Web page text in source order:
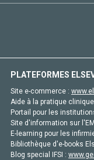
PLATEFORMES
Site e-commerce :
Aide à la pratique
Portail pour les
Site d'information sur
E-learning pour les
Bibliothèque d'e-books
Blog special IFSI :